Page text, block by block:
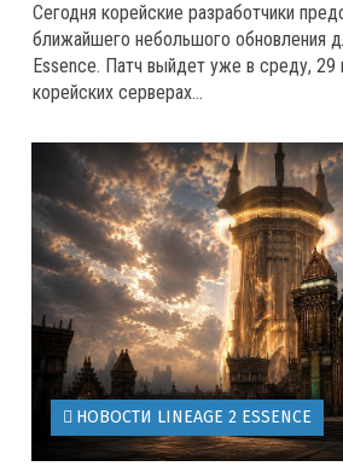
Сегодня корейские разработчики
ближайшего небольшого обновления
Essence. Патч выйдет уже в среду, 29
корейских серверах...
НОВОСТИ LINEAGE 2 ESSENCE